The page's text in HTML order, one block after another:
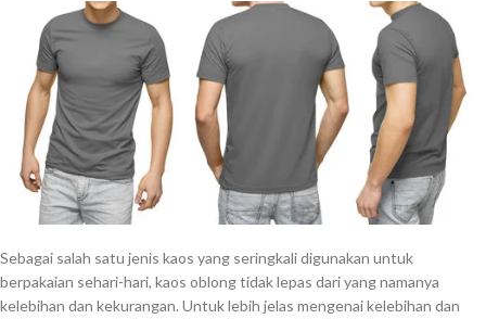
Sebagai salah satu jenis kaos yang seringkali digunakan untuk
berpakaian sehari-hari, kaos oblong tidak lepas dari yang namanya
kelebihan dan kekurangan. Untuk lebih jelas mengenai kelebihan dan